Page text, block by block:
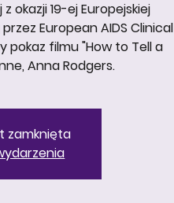
okazji 19-ej Europejskiej
European AIDS Clinical
pokaz filmu "How to Tell a
Anna Rodgers.
zamknięta